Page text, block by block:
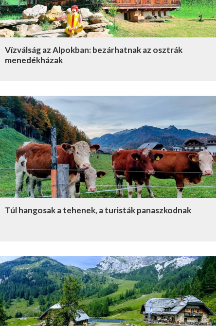
Vízválság az Alpokban: bezárhatnak az osztrák
menedékházak
Túl hangosak a tehenek, a turisták panaszkodnak